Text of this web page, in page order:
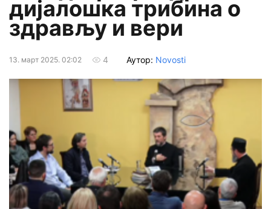
дијалошка трибина о
здрављу и вери
13. март 2025. 02:02 4 Аутор: Novosti